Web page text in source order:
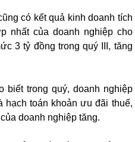
có kết quả kinh doanh tích
nhất của doanh nghiệp cho
3 tỷ đồng trong quý III, tăng
biết trong quý, doanh nghiệp
hạch toán khoản ưu đãi thuế,
doanh nghiệp tăng.